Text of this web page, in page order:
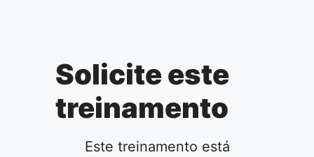
Solicite este
treinamento
Este treinamento está